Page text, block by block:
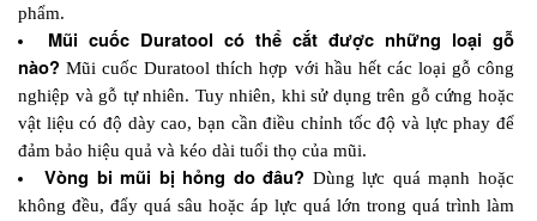
phẩm.
Mũi cuốc Duratool có thể cắt được những loại gỗ
nào? Mũi cuốc Duratool thích hợp với hầu hết các loại gỗ công
nghiệp và gỗ tự nhiên. Tuy nhiên, khi sử dụng trên gỗ cứng hoặc
vật liệu có độ dày cao, bạn cần điều chỉnh tốc độ và lực phay để
đảm bảo hiệu quả và kéo dài tuổi thọ của mũi.
Vòng bi mũi bị hỏng do đâu? Dùng lực quá mạnh hoặc
không đều, đẩy quá sâu hoặc áp lực quá lớn trong quá trình làm